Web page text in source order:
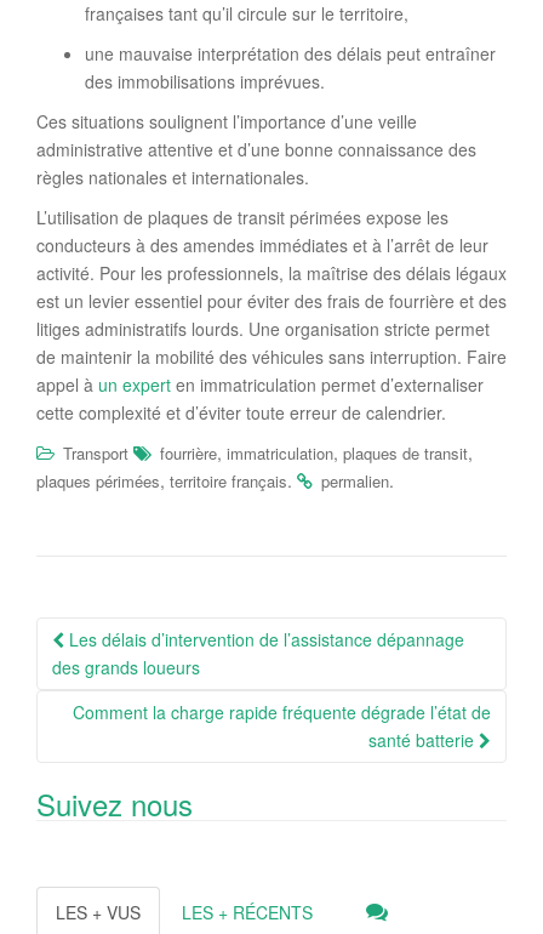
françaises tant qu’il circule sur le territoire,
une mauvaise interprétation des délais peut entraîner
des immobilisations imprévues.
Ces situations soulignent l’importance d’une veille
administrative attentive et d’une bonne connaissance des
règles nationales et internationales.
L’utilisation de plaques de transit périmées expose les
conducteurs à des amendes immédiates et à l’arrêt de leur
activité. Pour les professionnels, la maîtrise des délais légaux
est un levier essentiel pour éviter des frais de fourrière et des
litiges administratifs lourds. Une organisation stricte permet
de maintenir la mobilité des véhicules sans interruption. Faire
appel à un expert en immatriculation permet d’externaliser
cette complexité et d’éviter toute erreur de calendrier.
Transport fourrière, immatriculation, plaques de transit,
plaques périmées, territoire français. permalien.
Navigation
Article
Les délais d’intervention de l’assistance dépannage
des grands loueurs
Comment la charge rapide fréquente dégrade l’état de
santé batterie
Suivez nous
LES + VUS LES + RÉCENTS